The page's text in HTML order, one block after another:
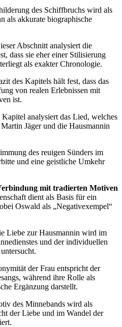
des Schiffbruchs wird als
als akkurate biographische
Abschnitt analysiert die
dass sie eher einer Stilisierung
als exakter Chronologie.
des Kapitels hält fest, dass das
von realen Erlebnissen mit
ist.
Kapitel analysiert das Lied, welches
Jäger und die Hausmannin
des reuigen Sünders im
und eine geistliche Umkehr
mit tradierten Motiven
dient als Basis für ein
Oswald als „Negativexempel“
Liebe zur Hausmannin wird im
und der individuellen
der Frau entspricht der
während ihre Rolle als
Ergänzung darstellt.
des Minnebands wird als
der Liebe und im Wandel der